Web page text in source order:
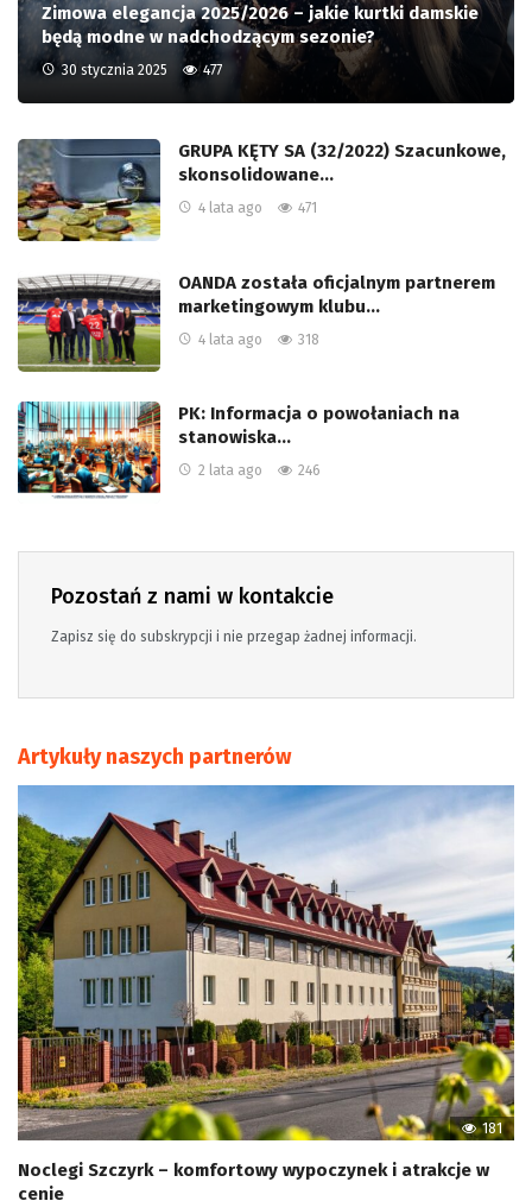
Zimowa elegancja 2025/2026 – jakie kurtki damskie
będą modne w nadchodzącym sezonie?
30 stycznia 2025 477
GRUPA KĘTY SA (32/2022) Szacunkowe,
skonsolidowane…
4 lata ago 471
OANDA została oficjalnym partnerem
marketingowym klubu…
4 lata ago 318
PK: Informacja o powołaniach na
stanowiska…
2 lata ago 246
Pozostań z nami w kontakcie
Zapisz się do subskrypcji i nie przegap żadnej informacji.
Artykuły naszych partnerów
181
Noclegi Szczyrk – komfortowy wypoczynek i atrakcje w
cenie